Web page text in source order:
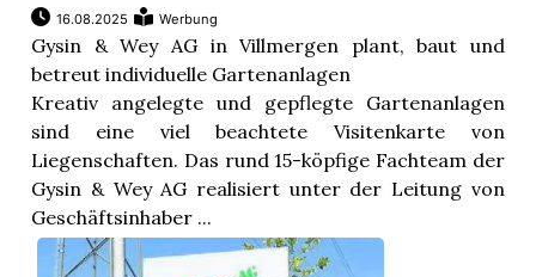
16.08.2025 Werbung
Gysin & Wey AG in Villmergen plant, baut und
betreut individuelle Gartenanlagen
Kreativ angelegte und gepflegte Gartenanlagen
sind eine viel beachtete Visitenkarte von
Liegenschaften. Das rund 15-köpfige Fachteam der
Gysin & Wey AG realisiert unter der Leitung von
Geschäftsinhaber ...